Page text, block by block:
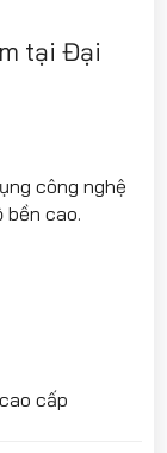
tại Đại
công nghệ
bền cao.
cấp